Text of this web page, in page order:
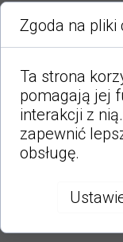
Zgoda na pliki
Ta strona
pomagają jej
interakcji z
zapewnić
obsługę.